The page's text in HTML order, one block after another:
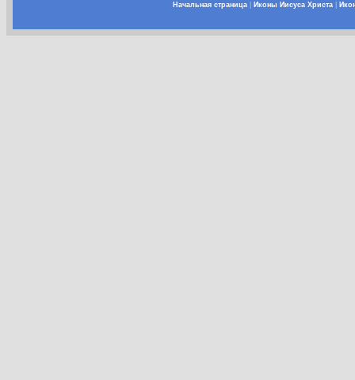
Начальная страница| Иконы Иисуса Христа|